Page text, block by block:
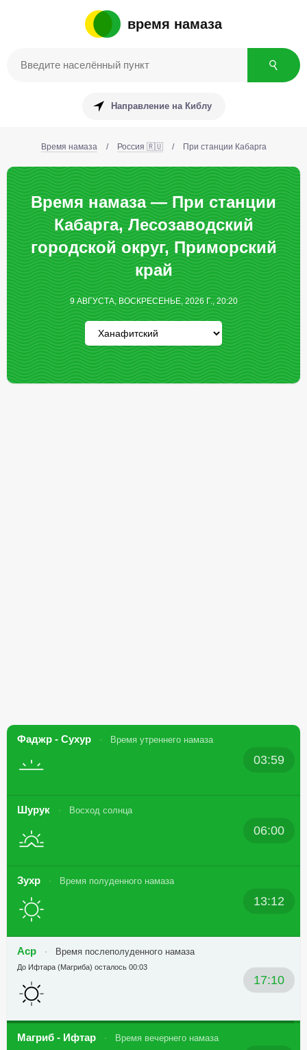
время намаза
Направление на Киблу
Время намаза / Россия 🇷🇺 / При станции Кабарга
Время намаза — При станции
Кабарга, Лесозаводский
городской округ, Приморский
край
9 АВГУСТА, ВОСКРЕСЕНЬЕ, 2026 Г., 20:20
Фаджр - Сухур Время утреннего намаза
03:59
Шурук Восход солнца
06:00
Зухр Время полуденного намаза
13:12
Аср Время послеполуденного намаза
17:10
До Ифтара (Магриба) осталось 00:03
Магриб - Ифтар Время вечернего намаза